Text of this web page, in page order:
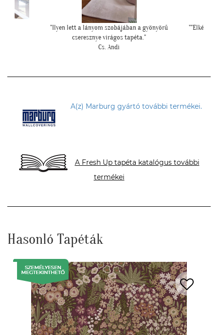
""Elkészült a szoba, nagyon szépen lett. Köszönjük""
E. Réka
"Kedves
A(z) Marburg gyártó további termékei.
A Fresh Up tapéta katalógus további
termékei
Hasonló Tapéták